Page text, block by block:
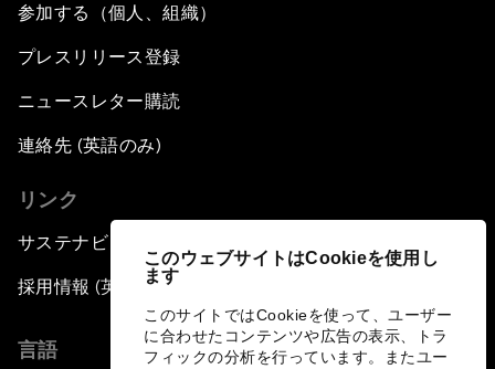
このウェブサイトはCookieを使用し
ます
このサイトではCookieを使って、ユーザー
に合わせたコンテンツや広告の表示、トラ
フィックの分析を行っています。またユー
参加する（個人、組織）
プレスリリース登録
ニュースレター購読
連絡先 (英語のみ)
リンク
サステナビリティへの取り組み
採用情報 (英語のみ)
言語